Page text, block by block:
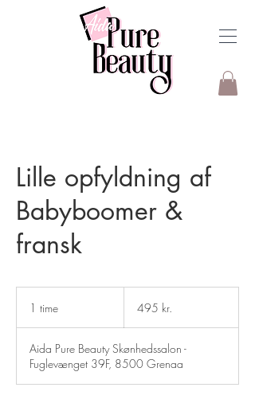
Lille opfyldning af
Babyboomer &
fransk
1 time
m
kroner495 kr.
Aida Pure Beauty Skønhedssalon -
Fuglevænget 39F, 8500 Grenaa